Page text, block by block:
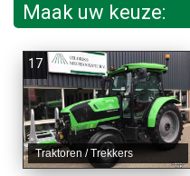
Maak uw keuze:
17
Traktoren / Trekkers